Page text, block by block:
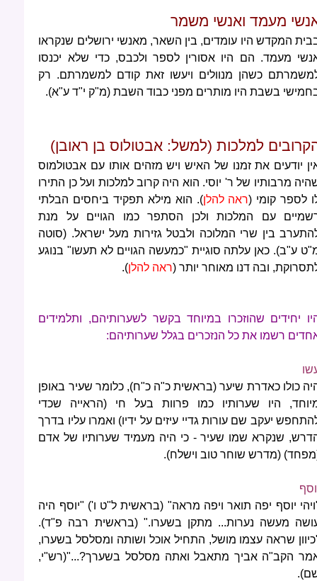
מעמד ואנשי משמר
המקדש היו עומדים, בין השאר, מאנשי ירושלים שנקראו
מעמד. הם היו אסורין לספר ולכבס, כדי שלא יכנסו
כשהן מנוולים ויעשו זאת קודם למשמרתם. רק
בשבת היו מותרים מפני כבוד השבת (מ"ק י"ד ע"א).
למלכות (למשל: אבטולוס בן ראובן)
יודעים את זמנו של האיש ויש מזהים אותו עם אבטולמוס
מרבותיו של ר' יוסי. הוא היה קרוב למלכות ועל כן התירו
לספר קומי (ראה להלן). הוא מילא תפקיד ביחסים הבלתי
עם המלכות ולכן הסתפר כמו הגויים על מנת
בין שרי המלוכה ולבטל גזירות מעל ישראל. (סוטה
ע"ב). כאן עלתה סוגיית "כמעשה הגויים לא תעשו" בנוגע
ובה דנו מאוחר יותר (ראה להלן).
יחידים שהוזכרו במיוחד בקשר לשערותיהם, ותלמידים
רשמו את כל הנזכרים בגלל שערותיהם:
כולו כאדרת שיער (בראשית כ"ה כ"ח), כלומר שעיר באופן
היו שערותיו כמו פרוות בעל חי (הראייה שכדי
יעקב שם עורות גדיי עיזים על ידיו) ואמרו עליו בדרך
שנקרא שמו שעיר - כי היה מעמיד שערותיו של אדם
(מדרש שוחר טוב וישלח).
יוסף יפה תואר ויפה מראה" (בראשית ל"ט ו') "יוסף היה
מעשה נערות... מתקן בשערו." (בראשית רבה פ"ד).
שראה עצמו מושל, התחיל אוכל ושותה ומסלסל בשערו,
הקב"ה אביך מתאבל ואתה מסלסל בשערך?..."(רש"י,